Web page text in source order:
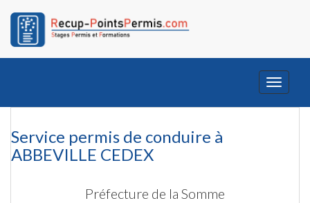
Toggle
Service permis de conduire à
ABBEVILLE CEDEX
Préfecture de la Somme